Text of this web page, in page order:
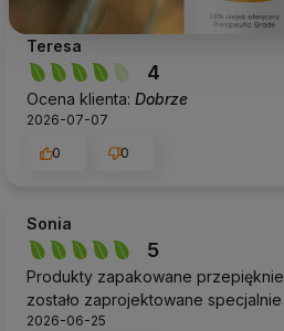
Teresa
4
Ocena klienta: Dobrze
2026-07-07
0
0
Sonia
5
Produkty zapakowane
zostało zaprojektowane specjalnie
2026-06-25